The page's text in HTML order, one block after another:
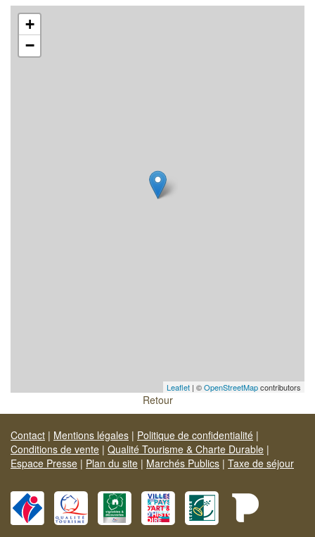
+
−
Leaflet | ©OpenStreetMapcontributors
Retour
Contact | Mentions légales | Politique de confidentialité |
Conditions de vente | Qualité Tourisme & Charte Durable |
Espace Presse | Plan du site | Marchés Publics | Taxe de séjour